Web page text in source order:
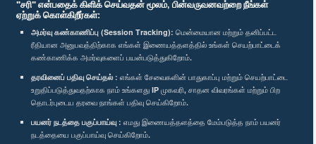
"சரி" என்பதைக் கிளிக் செய்வதன் மூலம், பின்வருவனவற்றை நீங்கள்
ஏற்றுக் கொள்கிறீர்கள்:
அமர்வு கண்காணிப்பு (Session Tracking): மென்மையான மற்றும் தனிப்பட்ட
ரீதியான அனுபவத்திற்காக எங்கள் இணையத்தளத்தில் உங்கள் செயற்பாட்டைக்
கண்காணிக்க அமர்வுகளைப் பயன்படுத்துகிறோம்.
தரவினைப் பதிவு செய்தல் : எங்கள் சேவைகளின் பாதுகாப்பு மற்றும் செயற்பாட்டை
உறுதிப்படுத்துவதற்காக நாம் உங்களது IP முகவரி, சாதன விவரங்கள் மற்றும் பிற
தொடர்புடைய தரவை நாங்கள் பதிவு செய்கிறோம்.
பயனர் நடத்தை பகுப்பாய்வு : எமது இணையத்தளத்தை மேம்படுத்த நாம் பயனர்
நடத்தையை பகுப்பாய்வு செய்கிறோம்.
எம்மை பின்தொடர்க :
விருதுகள்
தனியுரிமைக் கொள்கை